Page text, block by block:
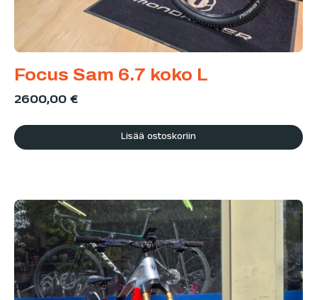
Focus Sam 6.7 koko L
2600,00€
Lisää ostoskoriin